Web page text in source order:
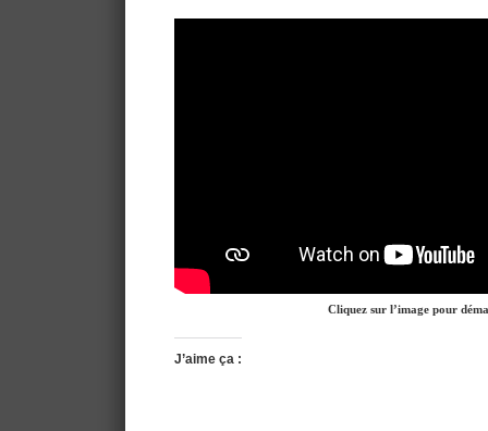
Cliquez sur l’image pour
J’aime ça :